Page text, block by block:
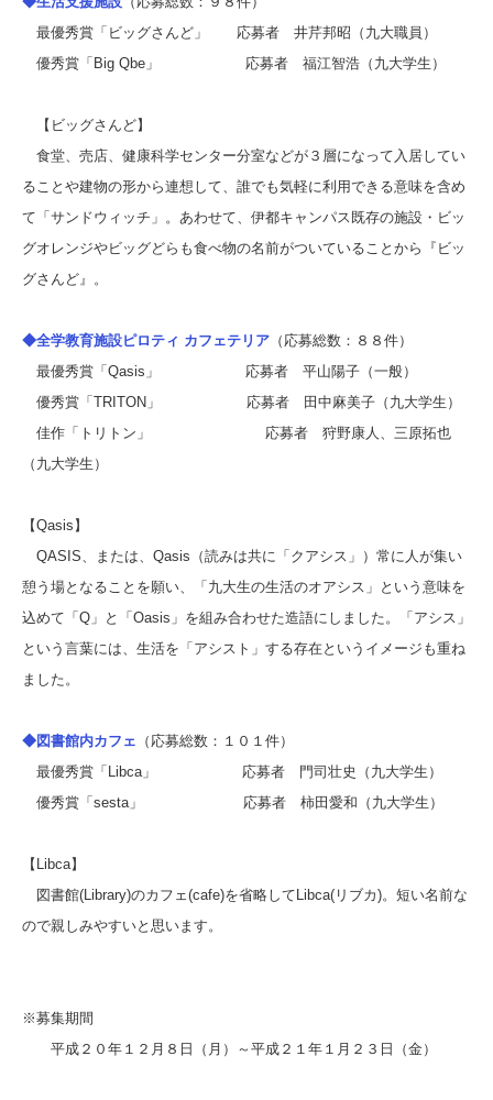
最優秀賞「ビッグさんど」 応募者 井芹邦昭（九大職員）
優秀賞「Big Qbe」 応募者 福江智浩（九大学生）
【ビッグさんど】
食堂、売店、健康科学センター分室などが３層になって入居してい
ることや建物の形から連想して、誰でも気軽に利用できる意味を含め
て「サンドウィッチ」。あわせて、伊都キャンパス既存の施設・ビッ
グオレンジやビッグどらも食べ物の名前がついていることから『ビッ
グさんど』。
◆全学教育施設ピロティ カフェテリア （応募総数：８８件）
最優秀賞「Qasis」 応募者 平山陽子（一般）
優秀賞「TRITON」 応募者 田中麻美子（九大学生）
佳作「トリトン」 応募者 狩野康人、三原拓也
（九大学生）
【Qasis】
QASIS、または、Qasis（読みは共に「クアシス」）常に人が集い
憩う場となることを願い、「九大生の生活のオアシス」という意味を
込めて「Q」と「Oasis」を組み合わせた造語にしました。「アシス」
という言葉には、生活を「アシスト」する存在というイメージも重ね
ました。
◆図書館内カフェ （応募総数：１０１件）
最優秀賞「Libca」 応募者 門司壮史（九大学生）
優秀賞「sesta」 応募者 柿田愛和（九大学生）
【Libca】
図書館(Library)のカフェ(cafe)を省略してLibca(リブカ)。短い名前な
ので親しみやすいと思います。
※募集期間
平成２０年１２月８日（月）～平成２１年１月２３日（金）